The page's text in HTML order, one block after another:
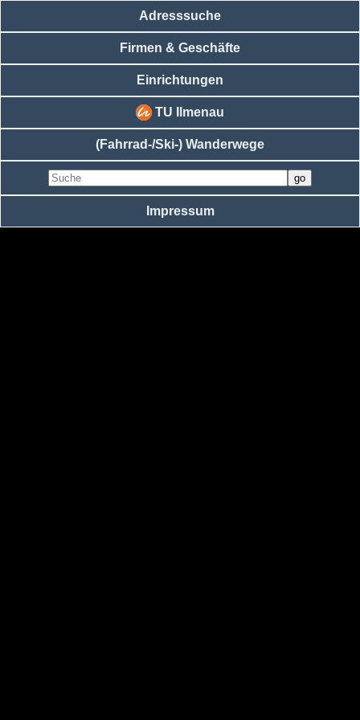
Adresssuche
Firmen & Geschäfte
Einrichtungen
TU Ilmenau
(Fahrrad-/Ski-) Wanderwege
Impressum